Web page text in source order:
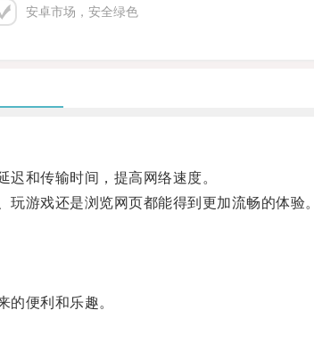
安卓市场，安全绿色
和传输时间，提高网络速度。
游戏还是浏览网页都能得到更加流畅的体验。
便利和乐趣。